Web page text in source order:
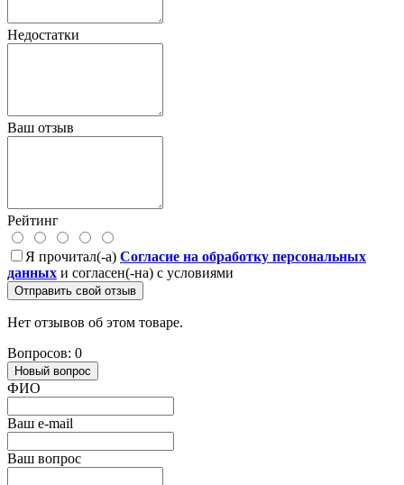
Недостатки
Ваш отзыв
Рейтинг
Я прочитал(-а) Согласие на обработку персональных
данных и согласен(-на) с условиями
Отправить свой отзыв
Нет отзывов об этом товаре.
Вопросов: 0
Новый вопрос
ФИО
Ваш e-mail
Ваш вопрос